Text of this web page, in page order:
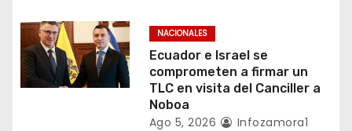
a
s
NACIONALES
Ecuador e Israel se
comprometen a firmar un
TLC en visita del Canciller a
Noboa
Ago 5, 2026 Infozamora1